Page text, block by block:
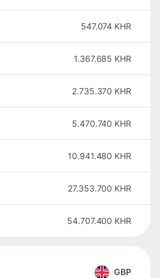
547.074 KHR
1.367.685 KHR
2.735.370 KHR
5.470.740 KHR
10.941.480 KHR
27.353.700 KHR
54.707.400 KHR
GBP